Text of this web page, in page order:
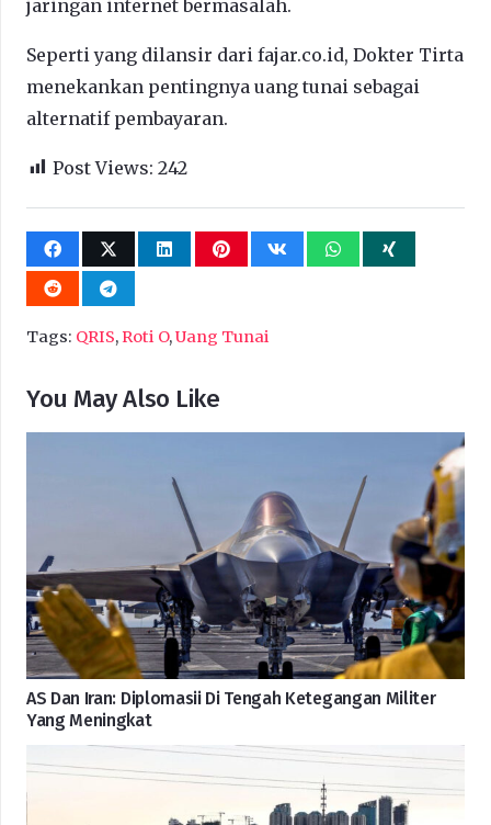
jaringan internet bermasalah.
Seperti yang dilansir dari fajar.co.id, Dokter Tirta
menekankan pentingnya uang tunai sebagai
alternatif pembayaran.
Post Views: 242
Tags: QRIS,Roti O,Uang Tunai
You May Also Like
AS Dan Iran: Diplomasii Di Tengah Ketegangan Militer
Yang Meningkat